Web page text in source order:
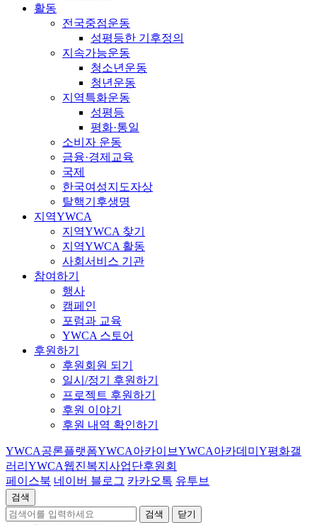
활동
전국중점운동
성평등한 기후정의
지속가능운동
청소년운동
청년운동
지역특화운동
성평등
평화·통일
소비자 운동
금융·경제교육
국제
한국여성지도자상
탈핵기후생명
지역YWCA
지역YWCA 찾기
지역YWCA 활동
사회서비스 기관
참여하기
행사
캠페인
포럼과 교육
YWCA 스토어
후원하기
후원회원 되기
일시/정기 후원하기
프로젝트 후원하기
후원 이야기
후원 내역 확인하기
YWCA공론플랫폼YWCA아카이브YWCA아카데미 Y평화갤
러리 YWCA웹진복지사업단후원회
페이스북 네이버 블로그 카카오톡 유투브
검색
닫기